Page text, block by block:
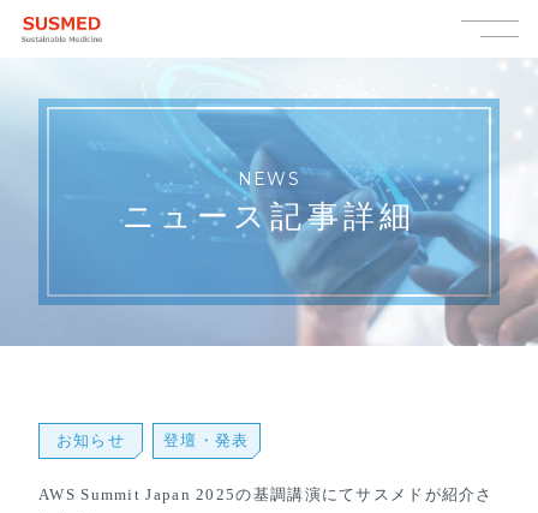
NEWS
ニュース記事詳細
お知らせ 登壇・発表
AWS Summit Japan 2025の基調講演にてサスメドが紹介さ